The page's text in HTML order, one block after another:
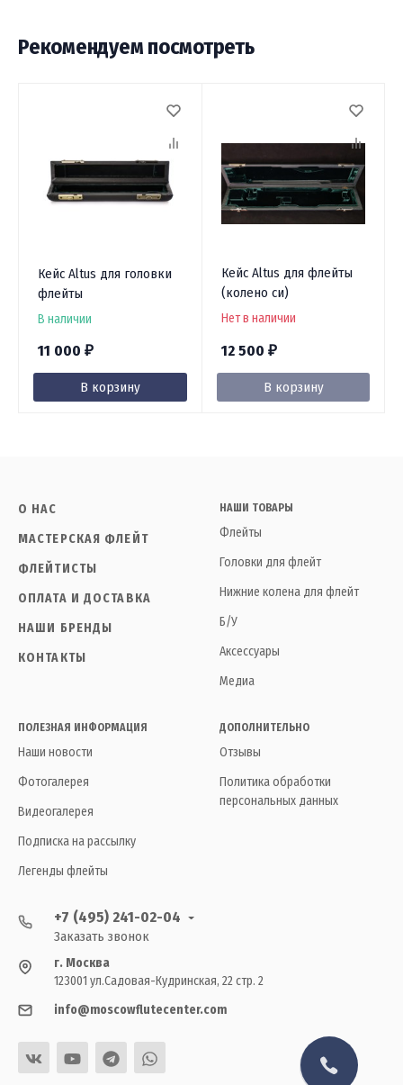
Рекомендуем посмотреть
Кейс Altus для головки
флейты
В наличии
11 000 ₽
В корзину
Кейс Altus для флейты
(колено си)
Нет в наличии
12 500 ₽
В корзину
О НАС
МАСТЕРСКАЯ ФЛЕЙТ
ФЛЕЙТИСТЫ
ОПЛАТА И ДОСТАВКА
НАШИ БРЕНДЫ
КОНТАКТЫ
НАШИ ТОВАРЫ
Флейты
Головки для флейт
Нижние колена для флейт
Б/У
Аксессуары
Медиа
ПОЛЕЗНАЯ ИНФОРМАЦИЯ
Наши новости
Фотогалерея
Видеогалерея
Подписка на рассылку
Легенды флейты
ДОПОЛНИТЕЛЬНО
Отзывы
Политика обработки
персональных данных
+7 (495) 241-02-04
Заказать звонок
г. Москва
123001 ул.Садовая-Кудринская, 22 стр. 2
info@moscowflutecenter.com